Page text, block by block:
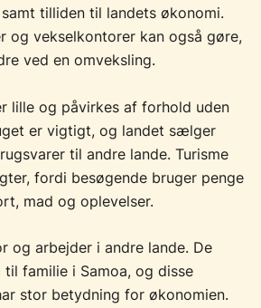
tilliden til landets økonomi.
og vekselkontorer kan også gøre,
ved en omveksling.
lille og påvirkes af forhold uden
er vigtigt, og landet sælger
til andre lande. Turisme
fordi besøgende bruger penge
mad og oplevelser.
og arbejder i andre lande. De
til familie i Samoa, og disse
stor betydning for økonomien.